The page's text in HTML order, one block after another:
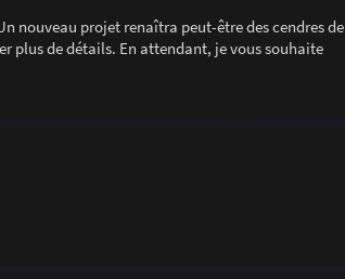
nouveau projet renaîtra peut-être des cendres de
plus de détails. En attendant, je vous souhaite